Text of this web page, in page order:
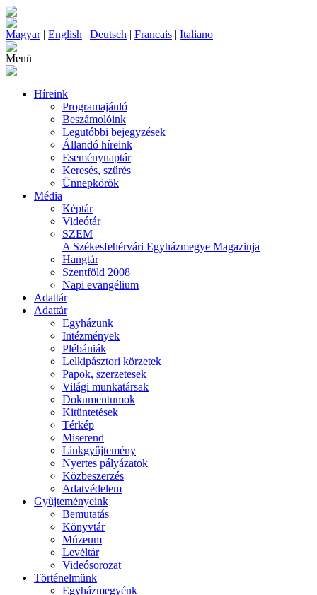
Magyar| English | Deutsch | Francais | Italiano
Menü
Híreink
Programajánló
Beszámolóink
Legutóbbi bejegyzések
Állandó híreink
Eseménynaptár
Keresés, szűrés
Ünnepkörök
Média
Képtár
Videótár
SZEM
A Székesfehérvári Egyházmegye Magazinja
Hangtár
Szentföld 2008
Napi evangélium
Adattár
Adattár
Egyházunk
Intézmények
Plébániák
Lelkipásztori körzetek
Papok, szerzetesek
Világi munkatársak
Dokumentumok
Kitüntetések
Térkép
Miserend
Linkgyűjtemény
Nyertes pályázatok
Közbeszerzés
Adatvédelem
Gyűjteményeink
Bemutatás
Könyvtár
Múzeum
Levéltár
Videósorozat
Történelmünk
Egyházmegyénk